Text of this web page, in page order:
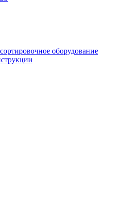
оборудование